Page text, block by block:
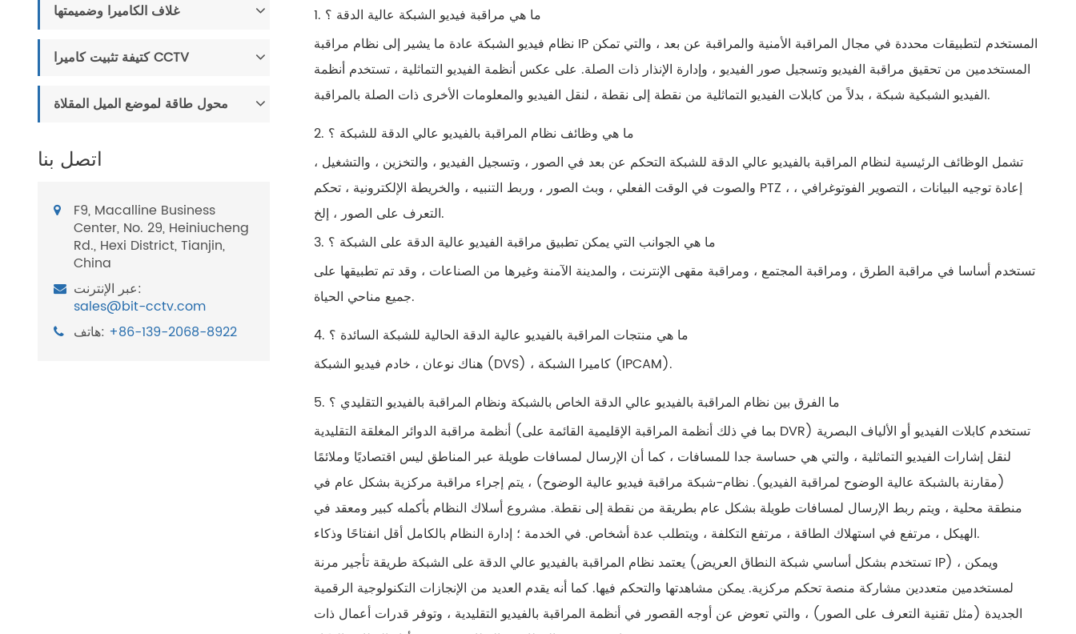
čeština
dansk
غلاف الكاميرا وضميمتها
كتيفة تثبيت كاميرا CCTV
محول طاقة لموضع الميل المقلاة
اتصل بنا
F9, Macalline Business
Center, No. 29, Heiniucheng
Rd., Hexi District, Tianjin,
China
عبر الإنترنت:
sales@bit-cctv.com
هاتف: +86-139-2068-8922
1. ما هي مراقبة فيديو الشبكة عالية الدقة ؟
نظام فيديو الشبكة عادة ما يشير إلى نظام مراقبة IP المستخدم لتطبيقات محددة في مجال المراقبة الأمنية والمراقبة عن بعد ، والتي تمكن
المستخدمين من تحقيق مراقبة الفيديو وتسجيل صور الفيديو ، وإدارة الإنذار ذات الصلة. على عكس أنظمة الفيديو التماثلية ، تستخدم أنظمة
الفيديو الشبكية شبكة ، بدلاً من كابلات الفيديو التماثلية من نقطة إلى نقطة ، لنقل الفيديو والمعلومات الأخرى ذات الصلة بالمراقبة.
2. ما هي وظائف نظام المراقبة بالفيديو عالي الدقة للشبكة ؟
تشمل الوظائف الرئيسية لنظام المراقبة بالفيديو عالي الدقة للشبكة التحكم عن بعد في الصور ، وتسجيل الفيديو ، والتخزين ، والتشغيل ،
والصوت في الوقت الفعلي ، وبث الصور ، وربط التنبيه ، والخريطة الإلكترونية ، تحكم PTZ ، إعادة توجيه البيانات ، التصوير الفوتوغرافي ،
التعرف على الصور ، إلخ.
3. ما هي الجوانب التي يمكن تطبيق مراقبة الفيديو عالية الدقة على الشبكة ؟
تستخدم أساسا في مراقبة الطرق ، ومراقبة المجتمع ، ومراقبة مقهى الإنترنت ، والمدينة الآمنة وغيرها من الصناعات ، وقد تم تطبيقها على
جميع مناحي الحياة.
4. ما هي منتجات المراقبة بالفيديو عالية الدقة الحالية للشبكة السائدة ؟
هناك نوعان ، خادم فيديو الشبكة (DVS) ، كاميرا الشبكة (IPCAM).
5. ما الفرق بين نظام المراقبة بالفيديو عالي الدقة الخاص بالشبكة ونظام المراقبة بالفيديو التقليدي ؟
أنظمة مراقبة الدوائر المغلقة التقليدية (بما في ذلك أنظمة المراقبة الإقليمية القائمة على DVR) تستخدم كابلات الفيديو أو الألياف البصرية
لنقل إشارات الفيديو التماثلية ، والتي هي حساسة جدا للمسافات ، كما أن الإرسال لمسافات طويلة عبر المناطق ليس اقتصاديًا وملائمًا
(مقارنة بالشبكة عالية الوضوح لمراقبة الفيديو). نظام-شبكة مراقبة فيديو عالية الوضوح) ، يتم إجراء مراقبة مركزية بشكل عام في
منطقة محلية ، ويتم ربط الإرسال لمسافات طويلة بشكل عام بطريقة من نقطة إلى نقطة. مشروع أسلاك النظام بأكمله كبير ومعقد في
الهيكل ، مرتفع في استهلاك الطاقة ، مرتفع التكلفة ، ويتطلب عدة أشخاص. في الخدمة ؛ إدارة النظام بالكامل أقل انفتاحًا وذكاء.
يعتمد نظام المراقبة بالفيديو عالي الدقة على الشبكة طريقة تأجير مرنة (تستخدم بشكل أساسي شبكة النطاق العريض IP) ، ويمكن
لمستخدمين متعددين مشاركة منصة تحكم مركزية. يمكن مشاهدتها والتحكم فيها. كما أنه يقدم العديد من الإنجازات التكنولوجية الرقمية
الجديدة (مثل تقنية التعرف على الصور) ، والتي تعوض عن أوجه القصور في أنظمة المراقبة بالفيديو التقليدية ، وتوفر قدرات أعمال ذات